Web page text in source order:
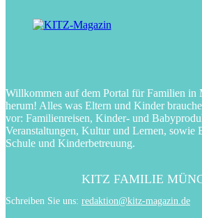
Willkommen auf dem Portal für Familien in
herum! Alles was Eltern und Kinder
vor: Familienreisen, Kinder- und
Veranstaltungen, Kultur und Lernen, sowie
Schule und Kinderbetreuung.
KITZ FAMILIE
Schreiben Sie uns: redaktion@kitz-magazin.de